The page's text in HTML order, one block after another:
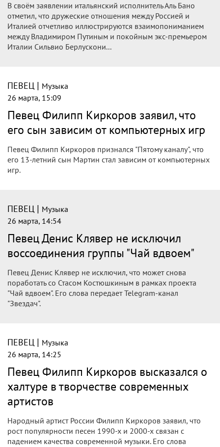
необходимости цензуры на эстраде
Певец Прохор Шаляпин негативно высказался о влиянии
Аллы Пугачевой на отечественный шоу-бизнес, а также
оценил текущее состояние эстрады, указав на снижение
ПЕВЕЦ| Музыка
27 марта, 15:51
Певец Сергей Лазарев. Биография
Сергей Лазарев — известный российский певец и актер,
обладатель множества премий и отец двоих детей. Артист
активно выступает и участвует в телешоу, 27 марта вышел
ПЕВЕЦ |
27 марта, 07:14
Певец Аль Бано сравнил дружбу Путина
и Берлускони со связями России и
Италии
В своём заявлении итальянский исполнитель Аль Бано
между Владимиром Путиным и покойным экс-премьером
Италии Сильвио Берлускони...
ПЕВЕЦ|Музыка
26 марта, 15:09
Певец Филипп Киркоров заявил, что
его сын зависим от компьютерных игр